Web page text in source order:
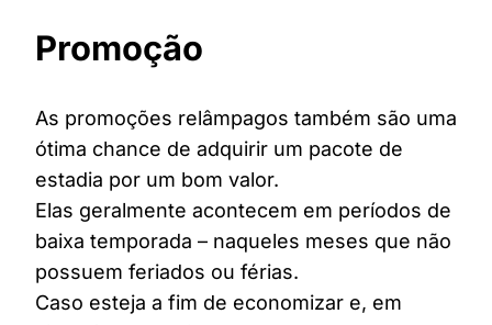
Promoção
As promoções relâmpagos também são uma
ótima chance de adquirir um pacote de
estadia por um bom valor.
Elas geralmente acontecem em períodos de
baixa temporada – naqueles meses que não
possuem feriados ou férias.
Caso esteja a fim de economizar e, em